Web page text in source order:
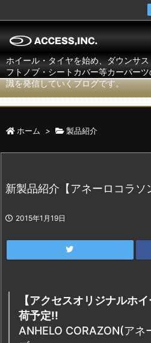
ホイール・タイヤを始め、ダウンサ
フトノブ・シートカバー等カーパー
識を発信していくブログです。
ホーム > 製品紹介
新製品紹介【アネーロコラ
2015年1月19日
【アクセスオリジナルホ
荷予定!!
ANHELO CORAZON(アネ